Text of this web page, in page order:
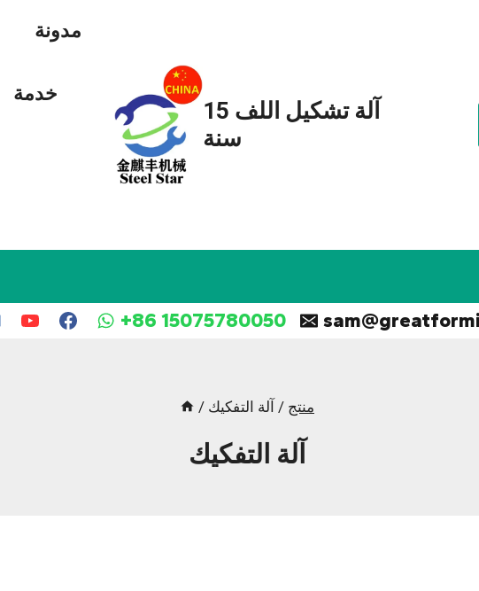
مدونة
خدمة
آلة تشكيل اللف 15
سنة
+86 15075780050
/ منتج / آلة التفكيك
آلة التفكيك